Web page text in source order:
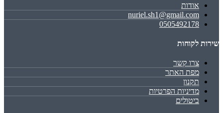
אודות
nuriel.sh1@gmail.com
0505492178
שירות לקוחות
צרו קשר
מפת האתר
תקנון
מדיניות הפרטיות
ביטולים